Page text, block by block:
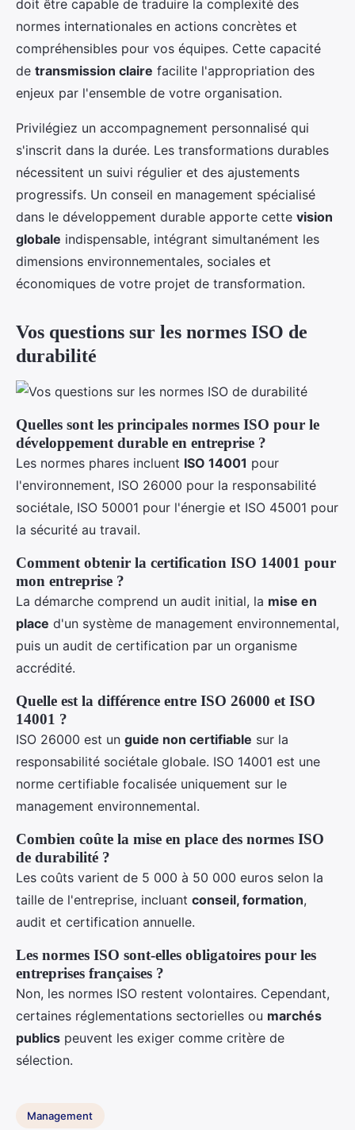
doit être capable de traduire la complexité des
normes internationales en actions concrètes et
compréhensibles pour vos équipes. Cette capacité
de transmission claire facilite l'appropriation des
enjeux par l'ensemble de votre organisation.
Privilégiez un accompagnement personnalisé qui
s'inscrit dans la durée. Les transformations durables
nécessitent un suivi régulier et des ajustements
progressifs. Un conseil en management spécialisé
dans le développement durable apporte cette vision
globale indispensable, intégrant simultanément les
dimensions environnementales, sociales et
économiques de votre projet de transformation.
Vos questions sur les normes ISO de
durabilité
Quelles sont les principales normes ISO pour le
développement durable en entreprise ?
Les normes phares incluent ISO 14001 pour
l'environnement, ISO 26000 pour la responsabilité
sociétale, ISO 50001 pour l'énergie et ISO 45001 pour
la sécurité au travail.
Comment obtenir la certification ISO 14001 pour
mon entreprise ?
La démarche comprend un audit initial, la mise en
place d'un système de management environnemental,
puis un audit de certification par un organisme
accrédité.
Quelle est la différence entre ISO 26000 et ISO
14001 ?
ISO 26000 est un guide non certifiable sur la
responsabilité sociétale globale. ISO 14001 est une
norme certifiable focalisée uniquement sur le
management environnemental.
Combien coûte la mise en place des normes ISO
de durabilité ?
Les coûts varient de 5 000 à 50 000 euros selon la
taille de l'entreprise, incluant conseil, formation,
audit et certification annuelle.
Les normes ISO sont-elles obligatoires pour les
entreprises françaises ?
Non, les normes ISO restent volontaires. Cependant,
certaines réglementations sectorielles ou marchés
publics peuvent les exiger comme critère de
sélection.
Management